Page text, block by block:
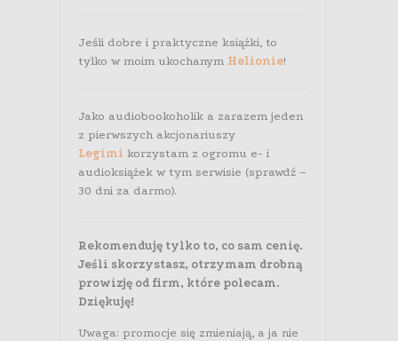
Jeśli dobre i praktyczne książki, to
tylko w moim ukochanym Helionie!
Jako audiobookoholik a zarazem jeden
z pierwszych akcjonariuszy
Legimi korzystam z ogromu e- i
audioksiążek w tym serwisie (sprawdź –
30 dni za darmo).
Rekomenduję tylko to, co sam cenię.
Jeśli skorzystasz, otrzymam drobną
prowizję od firm, które polecam.
Dziękuję!
Uwaga: promocje się zmieniają, a ja nie